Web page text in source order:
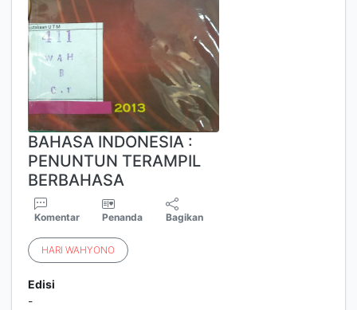
BAHASA INDONESIA :
PENUNTUN TERAMPIL
BERBAHASA
Komentar Penanda Bagikan
HARI WAHYONO
Edisi
-